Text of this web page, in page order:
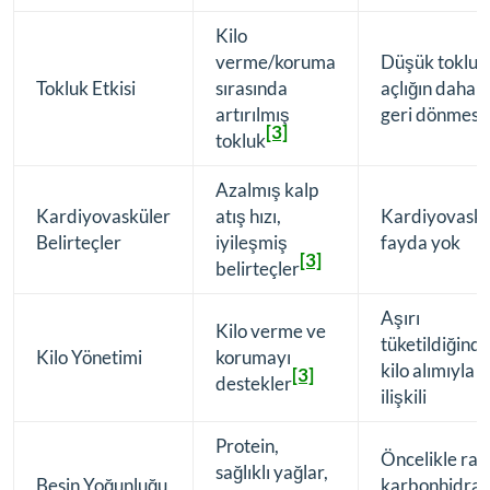
Tokluk Etkisi
Kilo
verme/koruma
sırasında
artırılmış
tokluk[3]
Düşük
açlığın daha
geri dönmesi
Kardiyovasküler
Belirteçler
Azalmış kalp
atış hızı,
iyileşmiş
belirteçler[3]
fayda yok
Kilo Yönetimi
Kilo verme ve
korumayı
destekler[3]
Aşırı
tüketildiğinde
kilo alımıyla
ilişkili
Protein,
sağlıklı yağlar,
Öncelikle